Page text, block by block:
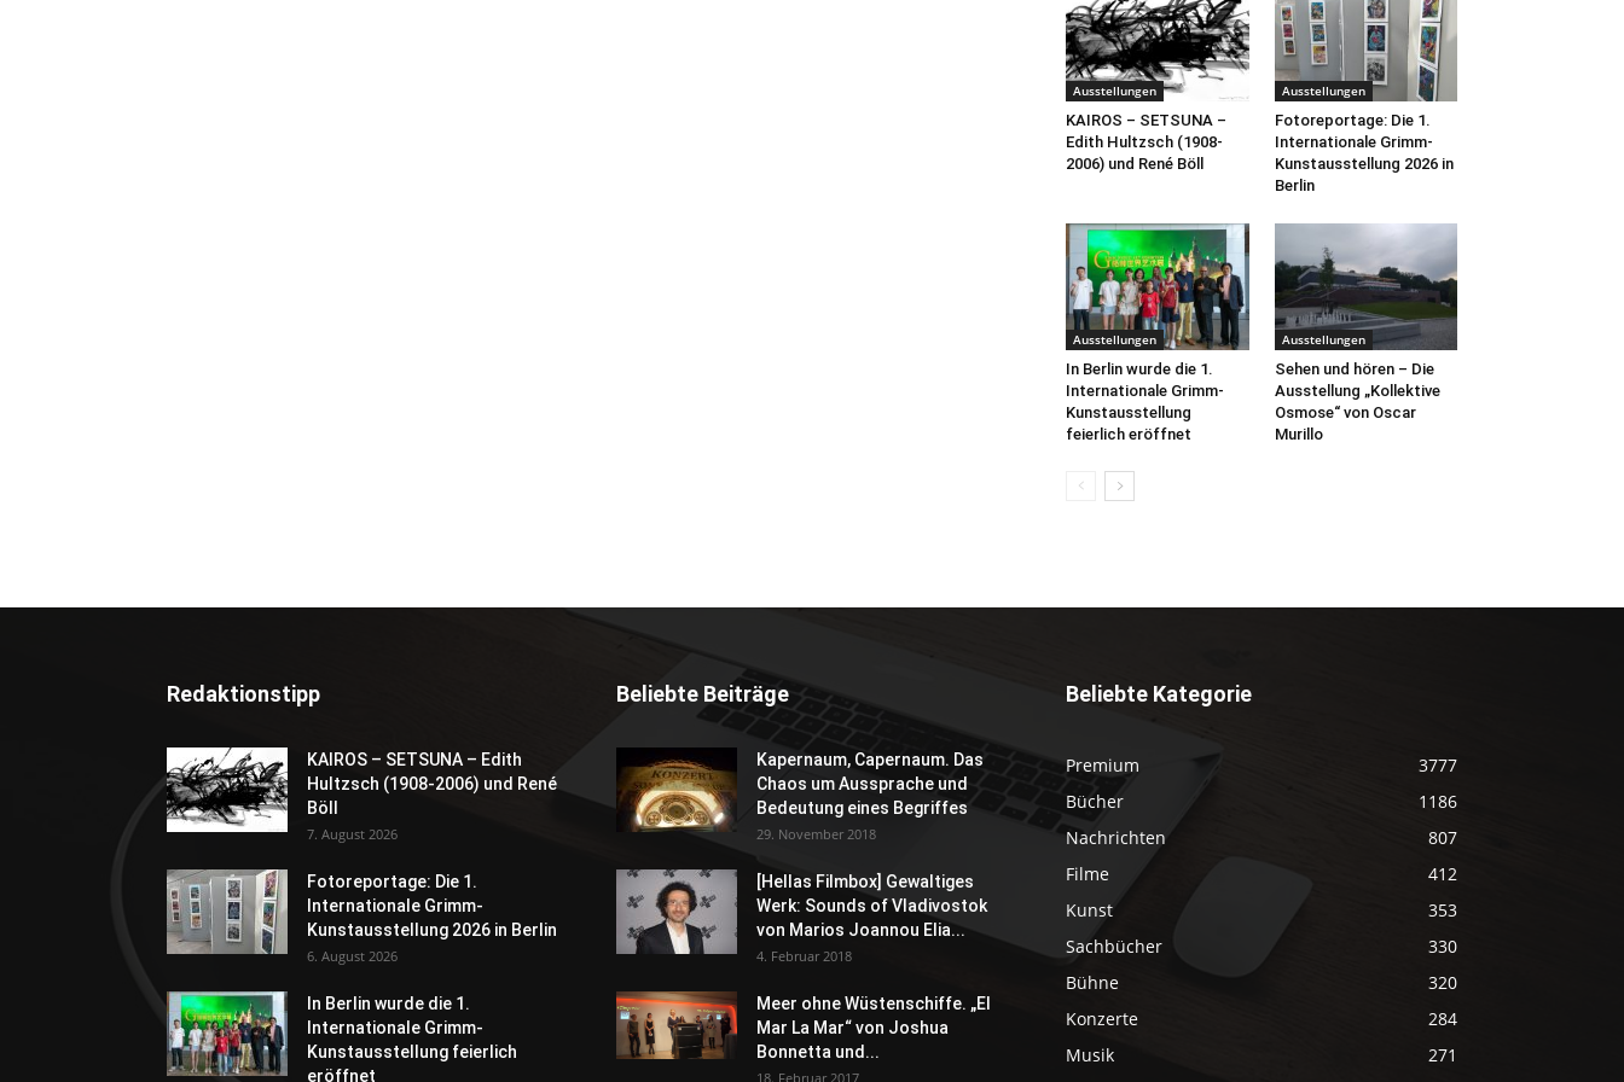
Ausstellungen
KAIROS – SETSUNA –
Edith Hultzsch (1908-
2006) und René Böll
Ausstellungen
Fotoreportage: Die 1.
Internationale Grimm-
Kunstausstellung 2026 in
Berlin
Ausstellungen
In Berlin wurde die 1.
Internationale Grimm-
Kunstausstellung
feierlich eröffnet
Ausstellungen
Sehen und hören – Die
Ausstellung „Kollektive
Osmose“ von Oscar
Murillo
Redaktionstipp
KAIROS – SETSUNA – Edith
Hultzsch (1908-2006) und René
Böll
7. August 2026
Fotoreportage: Die 1.
Internationale Grimm-
Kunstausstellung 2026 in Berlin
6. August 2026
In Berlin wurde die 1.
Internationale Grimm-
Kunstausstellung feierlich
eröffnet
Beliebte Beiträge
Kapernaum, Capernaum. Das
Chaos um Aussprache und
Bedeutung eines Begriffes
29. November 2018
[Hellas Filmbox] Gewaltiges
Werk: Sounds of Vladivostok
von Marios Joannou Elia...
4. Februar 2018
Meer ohne Wüstenschiffe. „El
Mar La Mar“ von Joshua
Bonnetta und...
18. Februar 2017
Beliebte Kategorie
Premium
3777
Bücher
1186
Nachrichten
807
Filme
412
Kunst
353
Sachbücher
330
Bühne
320
Konzerte
284
Musik
271